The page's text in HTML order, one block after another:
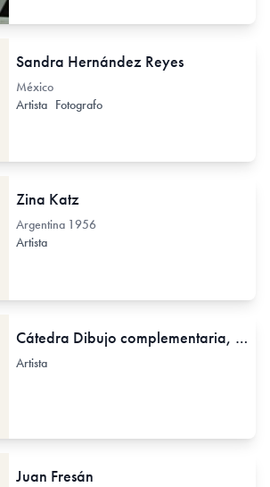
Sandra Hernández Reyes
México
Artista Fotografo
Zina Katz
Argentina 1956
Artista
Cátedra Dibujo complementaria, 2, 3, y 4
Artista
Juan Fresán